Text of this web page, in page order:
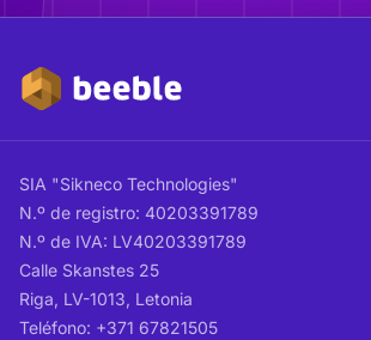
SIA "Sikneco Technologies"
N.º de registro: 40203391789
N.º de IVA: LV40203391789
Calle Skanstes 25
Riga, LV-1013, Letonia
Teléfono: +371 67821505